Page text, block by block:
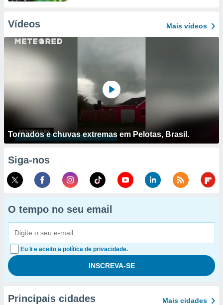
Vídeos Mais vídeos
Tornados e chuvas extremas em Pelotas, Brasil.
Siga-nos
O tempo no seu email
Eu li e aceito a política de privacidade.
Principais cidades Mais cidades